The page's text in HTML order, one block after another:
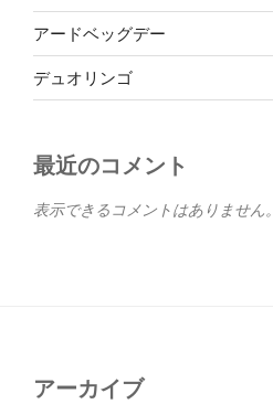
アードベッグデー
デュオリンゴ
最近のコメント
表示できるコメントはありません。
アーカイブ